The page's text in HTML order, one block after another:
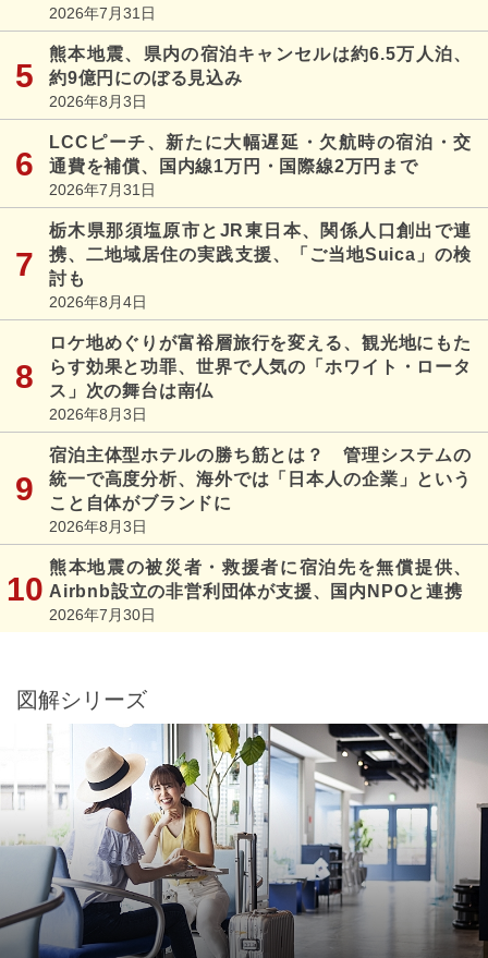
2026年7月31日
熊本地震、県内の宿泊キャンセルは約6.5万人泊、
約9億円にのぼる見込み
2026年8月3日
LCCピーチ、新たに大幅遅延・欠航時の宿泊・交
通費を補償、国内線1万円・国際線2万円まで
2026年7月31日
栃木県那須塩原市とJR東日本、関係人口創出で連
携、二地域居住の実践支援、「ご当地Suica」の検
討も
2026年8月4日
ロケ地めぐりが富裕層旅行を変える、観光地にもた
らす効果と功罪、世界で人気の「ホワイト・ロータ
ス」次の舞台は南仏
2026年8月3日
宿泊主体型ホテルの勝ち筋とは？ 管理システムの
統一で高度分析、海外では「日本人の企業」という
こと自体がブランドに
2026年8月3日
熊本地震の被災者・救援者に宿泊先を無償提供、
Airbnb設立の非営利団体が支援、国内NPOと連携
2026年7月30日
図解シリーズ